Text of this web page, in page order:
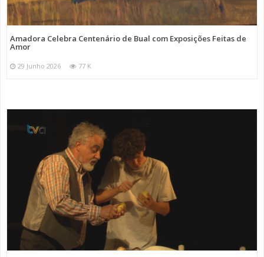
Amadora Celebra Centenário de Bual com Exposições Feitas de
Amor
29 Junho 2026 77 K